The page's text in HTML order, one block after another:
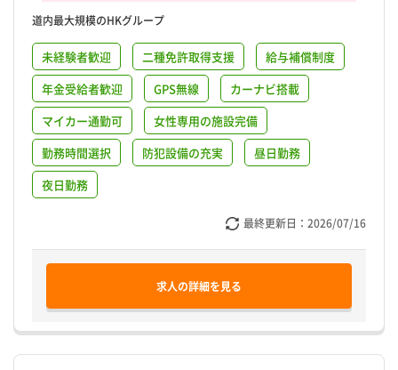
道内最大規模のHKグループ
未経験者歓迎 二種免許取得支援
給与補償制度
年金受給者歓迎
GPS無線
カーナビ搭載
マイカー通勤可
女性専用の施設完備
勤務時間選択
防犯設備の充実
昼日勤務
夜日勤務
最終更新日： 2026/07/16
求人の詳細を見る